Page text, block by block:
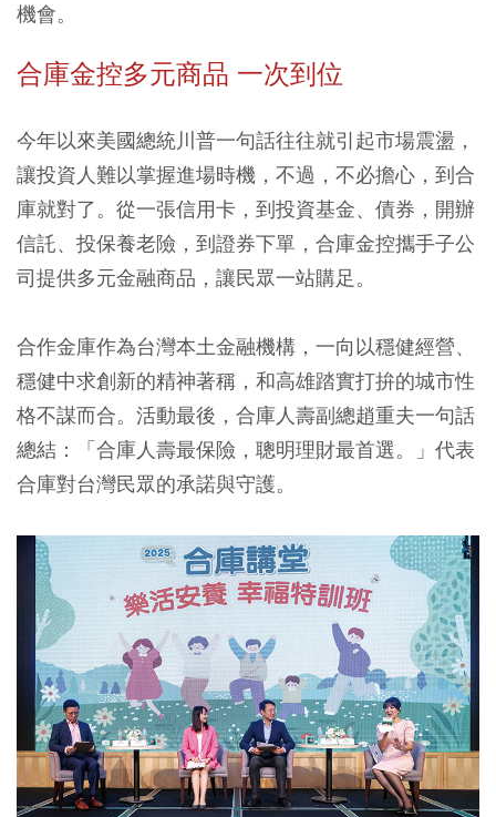
機會。
合庫金控多元商品 一次到位
今年以來美國總統川普一句話往往就引起市場震盪，
讓投資人難以掌握進場時機，不過，不必擔心，到合
庫就對了。從一張信用卡，到投資基金、債券，開辦
信託、投保養老險，到證券下單，合庫金控攜手子公
司提供多元金融商品，讓民眾一站購足。
合作金庫作為台灣本土金融機構，一向以穩健經營、
穩健中求創新的精神著稱，和高雄踏實打拚的城市性
格不謀而合。活動最後，合庫人壽副總趙重夫一句話
總結：「合庫人壽最保險，聰明理財最首選。」代表
合庫對台灣民眾的承諾與守護。